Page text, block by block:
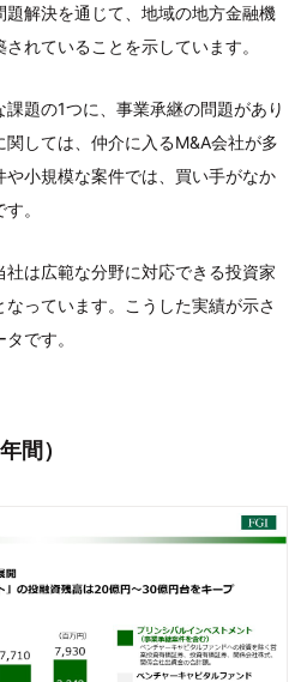
解決を通じて、地域の地方金融機
れていることを示しています。
題の1つに、事業承継の問題があり
関しては、仲介に入るM&A会社が多
小規模な案件では、買い手がなか
。
は広範な分野に対応できる投資家
っています。こうした実績が示さ
です。
間）